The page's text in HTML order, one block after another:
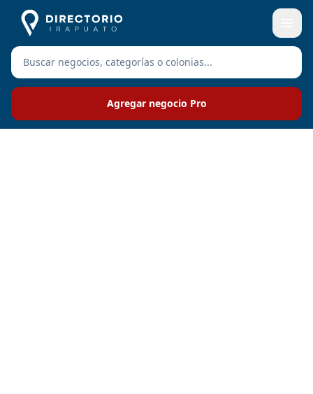
Agregar negocio Pro